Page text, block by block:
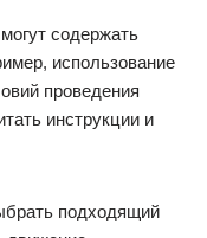
содержать
использование
проведения
инструкции и
подходящий